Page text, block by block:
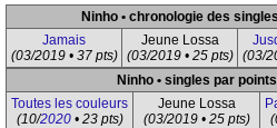
Ninho • chronologie des singles
Jamais
(03/2019 • 37 pts)
Jeune Lossa
(03/2019 • 25 pts)
(03/
Ninho • singles par points
Toutes les couleurs
(10/2020• 23 pts)
Jeune Lossa
(03/2019 • 25 pts)